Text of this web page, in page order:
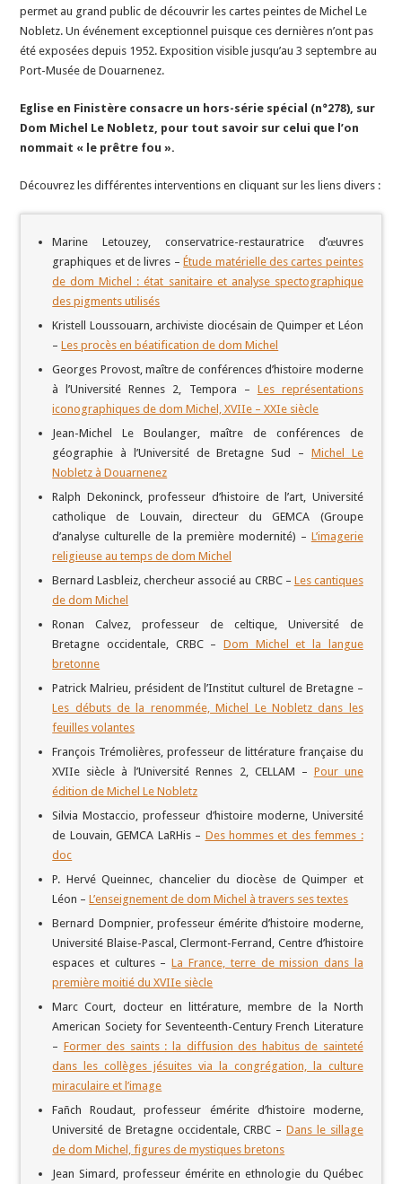
permet au grand public de découvrir les cartes peintes de Michel Le
Nobletz. Un événement exceptionnel puisque ces dernières n’ont pas
été exposées depuis 1952. Exposition visible jusqu’au 3 septembre au
Port-Musée de Douarnenez.
Eglise en Finistère consacre un hors-série spécial (n°278), sur
Dom Michel Le Nobletz, pour tout savoir sur celui que l’on
nommait « le prêtre fou ».
Découvrez les différentes interventions en cliquant sur les liens divers :
Marine Letouzey, conservatrice-restauratrice d’œuvres
graphiques et de livres –Étude matérielle des cartes peintes
de dom Michel : état sanitaire et analyse spectographique
des pigments utilisés
Kristell Loussouarn, archiviste diocésain de Quimper et Léon
–Les procès en béatification de dom Michel
Georges Provost, maître de conférences d’histoire moderne
à l’Université Rennes 2, Tempora – Les représentations
iconographiques de dom Michel, XVIIe – XXIe siècle
Jean-Michel Le Boulanger, maître de conférences de
géographie à l’Université de Bretagne Sud – Michel Le
Nobletz à Douarnenez
Ralph Dekoninck, professeur d’histoire de l’art, Université
catholique de Louvain, directeur du GEMCA (Groupe
d’analyse culturelle de la première modernité) – L’imagerie
religieuse au temps de dom Michel
Bernard Lasbleiz, chercheur associé au CRBC – Les cantiques
de dom Michel
Ronan Calvez, professeur de celtique, Université de
Bretagne occidentale, CRBC – Dom Michel et la langue
bretonne
Patrick Malrieu, président de l’Institut culturel de Bretagne –
Les débuts de la renommée, Michel Le Nobletz dans les
feuilles volantes
François Trémolières, professeur de littérature française du
XVIIe siècle à l’Université Rennes 2, CELLAM – Pour une
édition de Michel Le Nobletz
Silvia Mostaccio, professeur d’histoire moderne, Université
de Louvain, GEMCA LaRHis – Des hommes et des femmes :
doc
P. Hervé Queinnec, chancelier du diocèse de Quimper et
Léon –L’enseignement de dom Michel à travers ses textes
Bernard Dompnier, professeur émérite d’histoire moderne,
Université Blaise-Pascal, Clermont-Ferrand, Centre d’histoire
espaces et cultures –La France, terre de mission dans la
première moitié du XVIIe siècle
Marc Court, docteur en littérature, membre de la North
American Society for Seventeenth-Century French Literature
– Former des saints : la diffusion des habitus de sainteté
dans les collèges jésuites via la congrégation, la culture
miraculaire et l’image
Fañch Roudaut, professeur émérite d’histoire moderne,
Université de Bretagne occidentale, CRBC –Dans le sillage
de dom Michel, figures de mystiques bretons
Jean Simard, professeur émérite en ethnologie du Québec